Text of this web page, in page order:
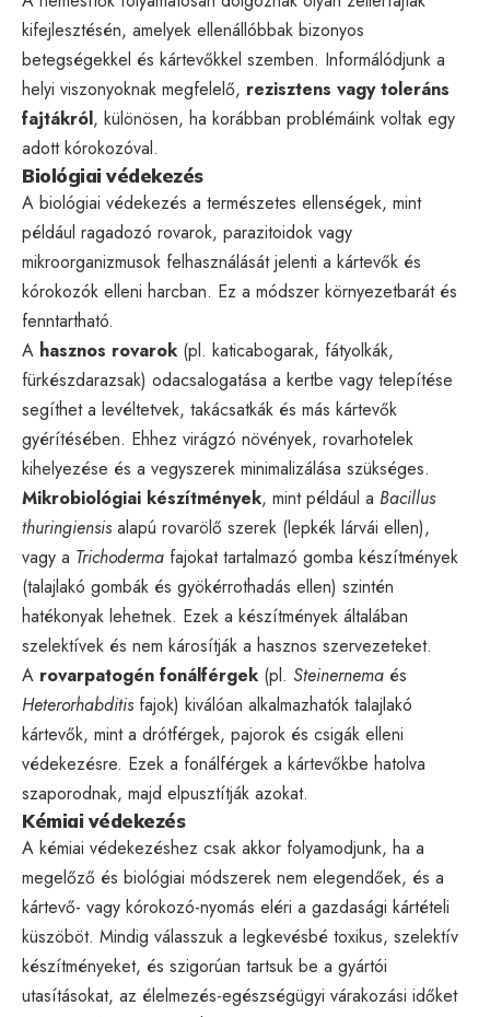
kifejlesztésén, amelyek ellenállóbbak bizonyos
betegségekkel és kártevőkkel szemben. Informálódjunk a
helyi viszonyoknak megfelelő, rezisztens vagy toleráns
fajtákról, különösen, ha korábban problémáink voltak egy
adott kórokozóval.
Biológiai védekezés
A biológiai védekezés a természetes ellenségek, mint
például ragadozó rovarok, parazitoidok vagy
mikroorganizmusok felhasználását jelenti a kártevők és
kórokozók elleni harcban. Ez a módszer környezetbarát és
fenntartható.
A hasznos rovarok (pl. katicabogarak, fátyolkák,
fürkészdarazsak) odacsalogatása a kertbe vagy telepítése
segíthet a levéltetvek, takácsatkák és más kártevők
gyérítésében. Ehhez virágzó növények, rovarhotelek
kihelyezése és a vegyszerek minimalizálása szükséges.
Mikrobiológiai készítmények, mint például a Bacillus
thuringiensisalapú rovarölő szerek (lepkék lárvái ellen),
vagy a Trichoderma fajokat tartalmazó gomba készítmények
(talajlakó gombák és gyökérrothadás ellen) szintén
hatékonyak lehetnek. Ezek a készítmények általában
szelektívek és nem károsítják a hasznos szervezeteket.
A rovarpatogén fonálférgek (pl. Steinernema és
Heterorhabditisfajok) kiválóan alkalmazhatók talajlakó
kártevők, mint a drótférgek, pajorok és csigák elleni
védekezésre. Ezek a fonálférgek a kártevőkbe hatolva
szaporodnak, majd elpusztítják azokat.
Kémiai védekezés
A kémiai védekezéshez csak akkor folyamodjunk, ha a
megelőző és biológiai módszerek nem elegendőek, és a
kártevő- vagy kórokozó-nyomás eléri a gazdasági kártételi
küszöböt. Mindig válasszuk a legkevésbé toxikus, szelektív
készítményeket, és szigorúan tartsuk be a gyártói
utasításokat, az élelmezés-egészségügyi várakozási időket